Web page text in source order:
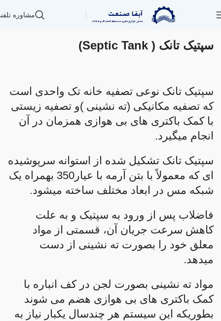
مشاوره
سپتیک تانک ( Septic Tank)
سپتیک تانک نوعی تصفیه خانه تک واحدی است
که تصفیه مکانیکی (ته نشینی )و تصفیه زیستی
با کمک باکتری های بی هوازی همزمان در آن
انجام میگیرد.
سپتیک تانک تشکیل شده از استوانه سرپوشیده
ای که معمولاً با بتن آرمه با عیار350 بهمراه یک
شبکه مس در ابعاد مختلف ساخته میشود.
فاضلاب پس از ورود به سپتیک و به علت
کاهش سرعت جریان آن، قسمتی از مواد
معلق خود را بصورت ته نشینی از دست
میدهد.
مواد ته نشینی بصورت لجن در کف انباره با
کمک باکتری های بی هوازی هضم می شوند
بطوریکه این سیستم هر چندسال یکبار نیاز به